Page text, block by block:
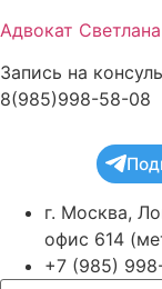
Адвокат
Запись на
8(985)998-58-08
г. Москва,
офис 614
+7 (985)